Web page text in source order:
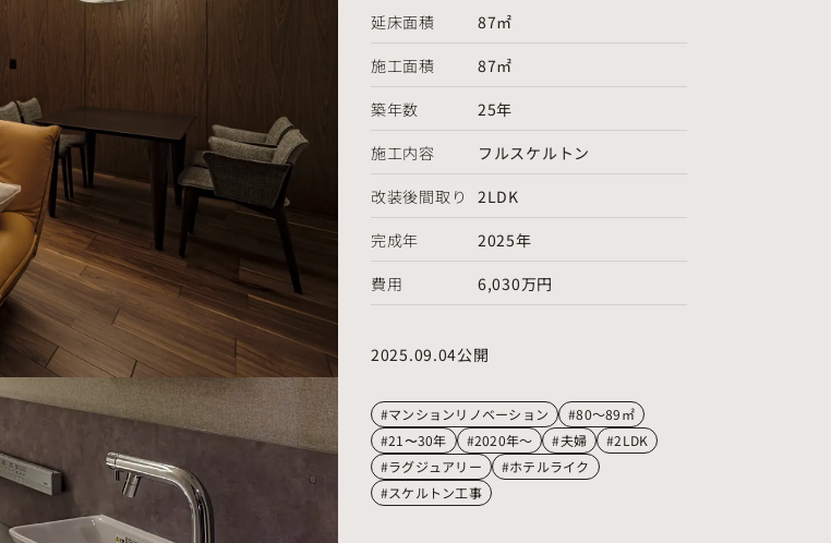
延床面積
87㎡
施工面積
87㎡
築年数
25年
施工内容
フルスケルトン
改装後間取り
2LDK
完成年
2025年
費用
6,030万円
2025.09.04公開
#マンションリノベーション
#80～89㎡
#21〜30年
#2020年～ #夫婦
#2LDK
#ラグジュアリー
#ホテルライク
#スケルトン工事